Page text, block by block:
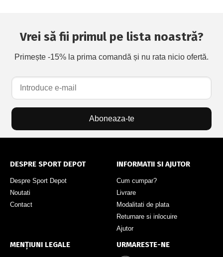
Vrei să fii primul pe lista noastră?
Primește -15% la prima comandă și nu rata nicio ofertă.
Aboneaza-te
DESPRE SPORT DEPOT
Despre Sport Depot
Noutati
Contact
INFORMATII SI AJUTOR
Cum cumpar?
Livrare
Modalitati de plata
Returnare si inlocuire
Ajutor
MENȚIUNI LEGALE URMARESTE-NE